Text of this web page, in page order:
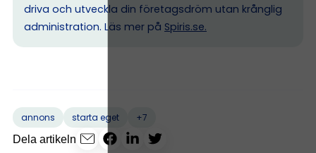
driva och utveckla din företagsdröm utan krånglig
administration. Läs mer på Spiris.se.
annons starta eget
+7
Dela artikeln